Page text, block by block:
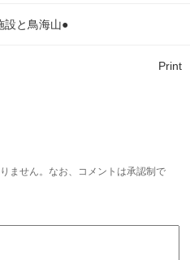
設と鳥海山●
Print
ません。なお、コメントは承認制で